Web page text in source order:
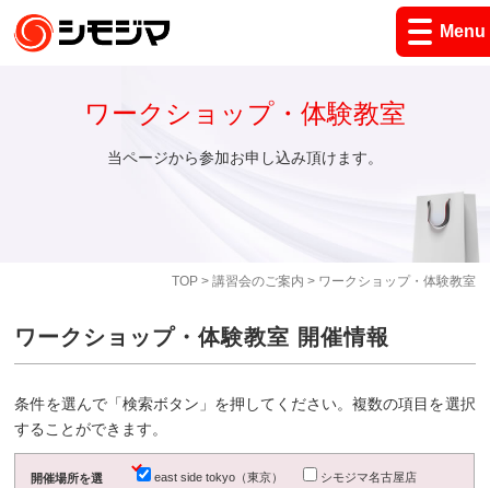
Menu
TOP> 講習会のご案内 > ワークショップ・体験教室
ワークショップ・体験教室
当ページから参加お申し込み頂けます。
ワークショップ・体験教室 開催情報
条件を選んで「検索ボタン」を押してください。複数の項目を選択
することができます。
開催場所を選
east side tokyo（東京）
シモジマ名古屋店